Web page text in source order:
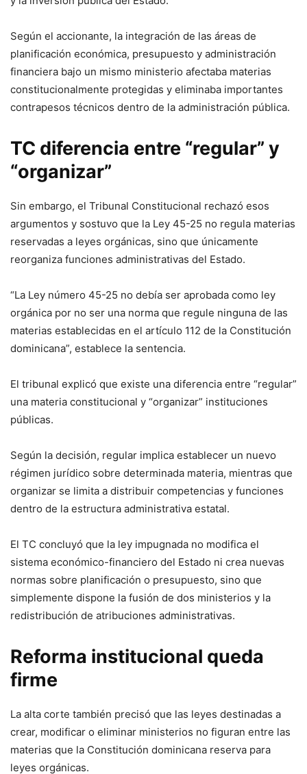
Según el accionante, la integración de las áreas de
planificación económica, presupuesto y administración
financiera bajo un mismo ministerio afectaba materias
constitucionalmente protegidas y eliminaba importantes
contrapesos técnicos dentro de la administración pública.
TC diferencia entre “regular” y
“organizar”
Sin embargo, el Tribunal Constitucional rechazó esos
argumentos y sostuvo que la Ley 45-25 no regula materias
reservadas a leyes orgánicas, sino que únicamente
reorganiza funciones administrativas del Estado.
“La Ley número 45-25 no debía ser aprobada como ley
orgánica por no ser una norma que regule ninguna de las
materias establecidas en el artículo 112 de la Constitución
dominicana”, establece la sentencia.
El tribunal explicó que existe una diferencia entre “regular”
una materia constitucional y “organizar” instituciones
públicas.
Según la decisión, regular implica establecer un nuevo
régimen jurídico sobre determinada materia, mientras que
organizar se limita a distribuir competencias y funciones
dentro de la estructura administrativa estatal.
El TC concluyó que la ley impugnada no modifica el
sistema económico-financiero del Estado ni crea nuevas
normas sobre planificación o presupuesto, sino que
simplemente dispone la fusión de dos ministerios y la
redistribución de atribuciones administrativas.
Reforma institucional queda
firme
La alta corte también precisó que las leyes destinadas a
crear, modificar o eliminar ministerios no figuran entre las
materias que la Constitución dominicana reserva para
leyes orgánicas.